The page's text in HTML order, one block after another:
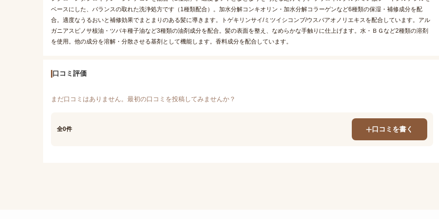
ベースにした、バランスの取れた洗浄処方です（1種類配合）。加水分解コンキオリン・加水分解コラーゲンなど6種類の保湿・補修成分を配
合。適度なうるおいと補修効果でまとまりのある髪に導きます。トゲキリンサイ/ミツイシコンブ/ウスバアオノリエキスを配合しています。アル
ガニアスピノサ核油・ツバキ種子油など3種類の油剤成分を配合。髪の表面を整え、なめらかな手触りに仕上げます。水・ＢＧなど2種類の溶剤
を使用。他の成分を溶解・分散させる基剤として機能します。香料成分を配合しています。
口コミ評価
まだ口コミはありません。最初の口コミを投稿してみませんか？
全0件 口コミを書く